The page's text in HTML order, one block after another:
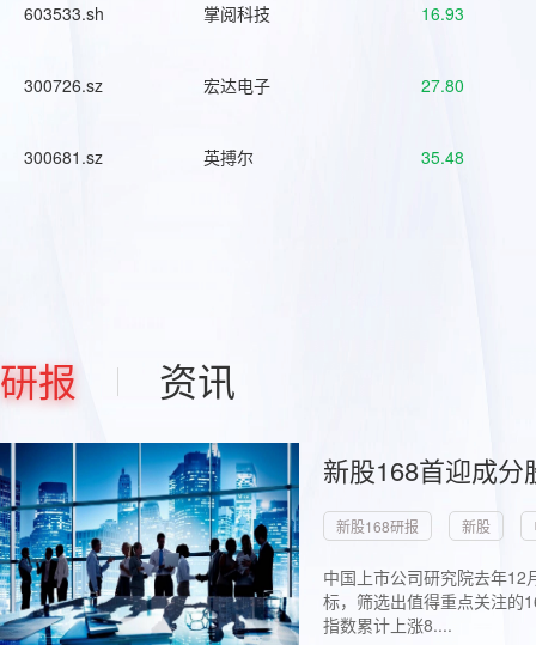
603533.sh 掌阅科技 16.93
300726.sz 宏达电子 27.80
300681.sz 英搏尔 35.48
研报 资讯
新股168首迎成
新股168研报 新股
中国上市公司研究院去年
标，筛选出值得重点关注的
指数累计上涨8....